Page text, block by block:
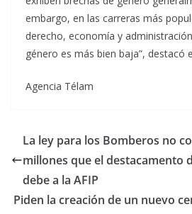
embargo, en las carreras más
derecho, economía y
género es más bien baja”, destacó
Agencia Télam
La ley para los Bomberos no
millones que el destacamento
debe a la AFIP
Piden la creación de un nuevo